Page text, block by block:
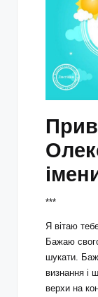
***
Я вітаю
Бажаю
шукати.
визнання і
верхи на